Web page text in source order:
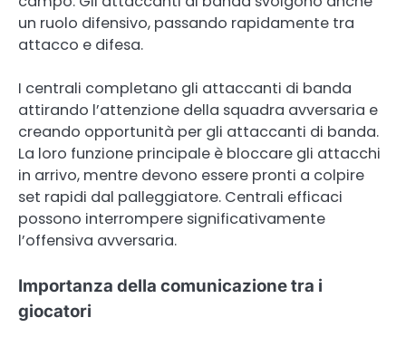
un ruolo difensivo, passando rapidamente tra
attacco e difesa.
I centrali completano gli attaccanti di banda
attirando l’attenzione della squadra avversaria e
creando opportunità per gli attaccanti di banda.
La loro funzione principale è bloccare gli attacchi
in arrivo, mentre devono essere pronti a colpire
set rapidi dal palleggiatore. Centrali efficaci
possono interrompere significativamente
l’offensiva avversaria.
Importanza della comunicazione tra i
giocatori